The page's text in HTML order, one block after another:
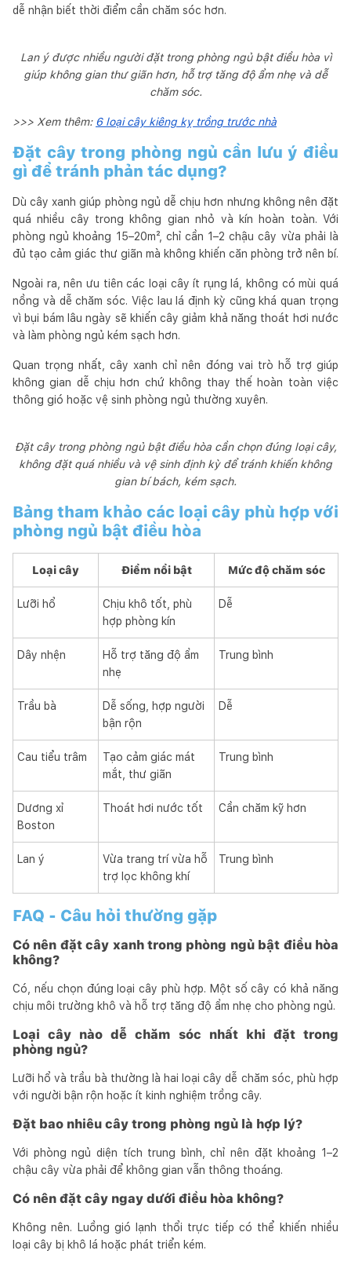
dễ nhận biết thời điểm cần chăm sóc hơn.
Lan ý được nhiều người đặt trong phòng ngủ bật điều hòa vì
giúp không gian thư giãn hơn, hỗ trợ tăng độ ẩm nhẹ và dễ
chăm sóc.
>>> Xem thêm: 6 loại cây kiêng kỵ trồng trước nhà
Đặt cây trong phòng ngủ cần lưu ý điều
gì để tránh phản tác dụng?
Dù cây xanh giúp phòng ngủ dễ chịu hơn nhưng không nên đặt
quá nhiều cây trong không gian nhỏ và kín hoàn toàn. Với
phòng ngủ khoảng 15–20m², chỉ cần 1–2 chậu cây vừa phải là
đủ tạo cảm giác thư giãn mà không khiến căn phòng trở nên bí.
Ngoài ra, nên ưu tiên các loại cây ít rụng lá, không có mùi quá
nồng và dễ chăm sóc. Việc lau lá định kỳ cũng khá quan trọng
vì bụi bám lâu ngày sẽ khiến cây giảm khả năng thoát hơi nước
và làm phòng ngủ kém sạch hơn.
Quan trọng nhất, cây xanh chỉ nên đóng vai trò hỗ trợ giúp
không gian dễ chịu hơn chứ không thay thế hoàn toàn việc
thông gió hoặc vệ sinh phòng ngủ thường xuyên.
Đặt cây trong phòng ngủ bật điều hòa cần chọn đúng loại cây,
không đặt quá nhiều và vệ sinh định kỳ để tránh khiến không
gian bí bách, kém sạch.
Bảng tham khảo các loại cây phù hợp với
phòng ngủ bật điều hòa
Loại cây Điểm nổi bật Mức độ chăm sóc
Lưỡi hổ
Chịu khô tốt, phù
hợp phòng kín
Dễ
Dây nhện
Hỗ trợ tăng độ ẩm
nhẹ
Trung bình
Trầu bà
Dễ sống, hợp người
bận rộn
Dễ
Cau tiểu trâm
Tạo cảm giác mát
mắt, thư giãn
Trung bình
Dương xỉ
Boston
Thoát hơi nước tốt Cần chăm kỹ hơn
Lan ý
Vừa trang trí vừa hỗ
trợ lọc không khí
Trung bình
FAQ - Câu hỏi thường gặp
Có nên đặt cây xanh trong phòng ngủ bật điều hòa
không?
Có, nếu chọn đúng loại cây phù hợp. Một số cây có khả năng
chịu môi trường khô và hỗ trợ tăng độ ẩm nhẹ cho phòng ngủ.
Loại cây nào dễ chăm sóc nhất khi đặt trong
phòng ngủ?
Lưỡi hổ và trầu bà thường là hai loại cây dễ chăm sóc, phù hợp
với người bận rộn hoặc ít kinh nghiệm trồng cây.
Đặt bao nhiêu cây trong phòng ngủ là hợp lý?
Với phòng ngủ diện tích trung bình, chỉ nên đặt khoảng 1–2
chậu cây vừa phải để không gian vẫn thông thoáng.
Có nên đặt cây ngay dưới điều hòa không?
Không nên. Luồng gió lạnh thổi trực tiếp có thể khiến nhiều
loại cây bị khô lá hoặc phát triển kém.